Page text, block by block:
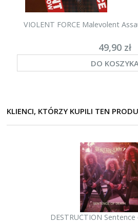
VIOLENT FORCE Malevolent
49,90 zł
DO
KLIENCI, KTÓRZY KUPILI TEN
DESTRUCTION